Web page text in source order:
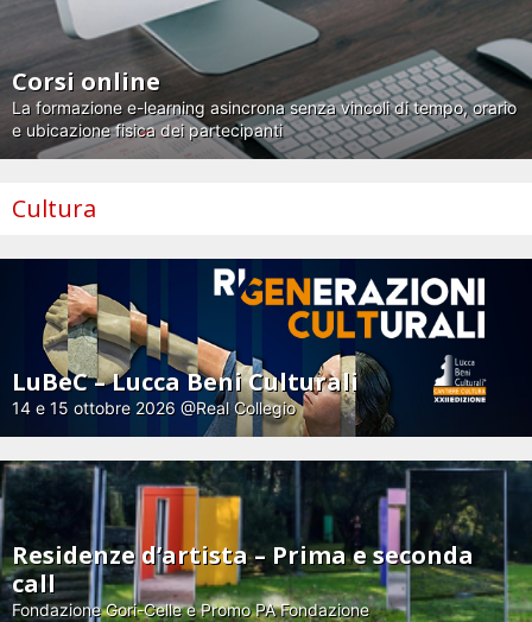
Corsi online
La formazione e-learning asincrona senza vincoli di tempo, orario
e ubicazione fisica dei partecipanti
Cultura
LuBeC – Lucca Beni Culturali
14 e 15 ottobre 2026 @Real Collegio
Residenze d’artista – Prima e seconda
call
Fondazione Gori-Celle e Promo PA Fondazione